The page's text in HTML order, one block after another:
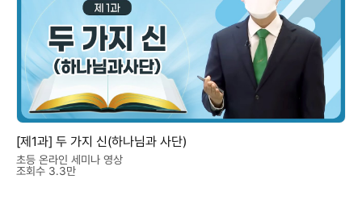
[제1과] 두 가지 신(하나님과 사단)
초등 온라인 세미나 영상
조회수 3.3만